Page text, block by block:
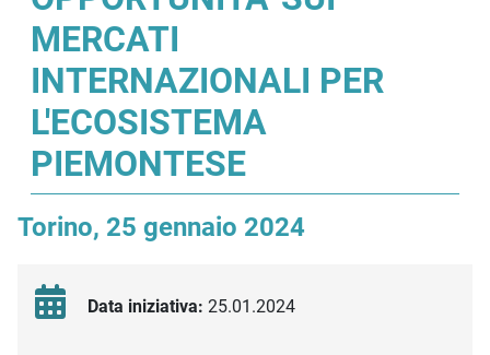
MERCATI
INTERNAZIONALI PER
L'ECOSISTEMA
PIEMONTESE
Torino, 25 gennaio 2024
Data iniziativa: 25.01.2024